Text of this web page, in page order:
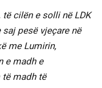
cilën e solli në LDK
pesë vjeçare në
me Lumirin,
e madh e
të madh të